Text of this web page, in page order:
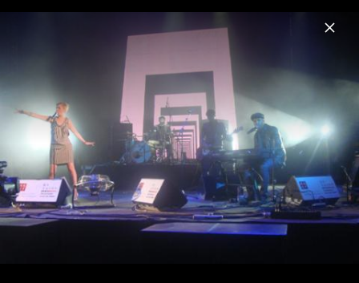
Menu
Klee
Home Musik Videos Fotos Biografie
Aus lauter Liebe 2011